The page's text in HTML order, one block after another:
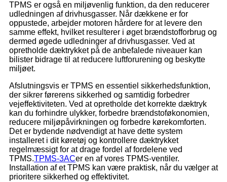
TPMS er også en miljøvenlig funktion, da den reducerer
udledningen af ​​drivhusgasser. Når dækkene er for
oppustede, arbejder motoren hårdere for at levere den
samme effekt, hvilket resulterer i øget brændstofforbrug og
dermed øgede udledninger af drivhusgasser. Ved at
opretholde dæktrykket på de anbefalede niveauer kan
bilister bidrage til at reducere luftforurening og beskytte
miljøet.
Afslutningsvis er TPMS en essentiel sikkerhedsfunktion,
der sikrer førerens sikkerhed og samtidig forbedrer
vejeffektiviteten. Ved at opretholde det korrekte dæktryk
kan du forhindre ulykker, forbedre brændstoføkonomien,
reducere miljøpåvirkningen og forbedre kørekomforten.
Det er bydende nødvendigt at have dette system
installeret i dit køretøj og kontrollere dæktrykket
regelmæssigt for at drage fordel af fordelene ved
TPMS.TPMS-3ACer en af ​​vores TPMS-ventiler.
Installation af et TPMS kan være praktisk, når du vælger at
prioritere sikkerhed og effektivitet.